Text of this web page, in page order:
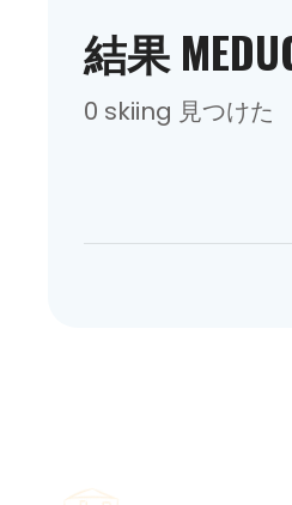
結果
0 skiing 見つけた